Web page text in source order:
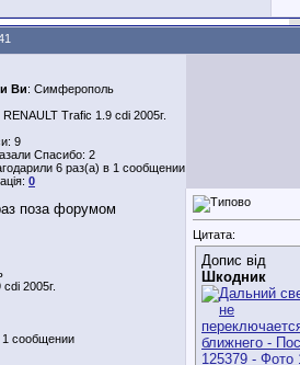
Ви: Cимферополь
RENAULT Trafic 1.9 cdi 2005г.
9
Спасибо: 2
6 раз(а) в 1 сообщении
0
2005г.
1 сообщении
Цитата:
Допис від
Шкодник